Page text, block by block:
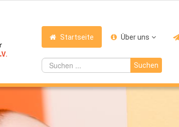
Startseite Über uns
Suchen